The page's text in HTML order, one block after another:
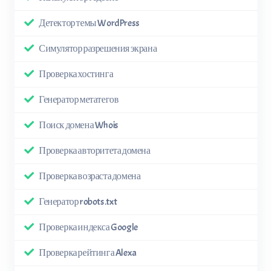
Детектор темы WordPress
Симулятор разрешения экрана
Проверка хостинга
Генератор метатегов
Поиск домена Whois
Проверка авторитета домена
Проверка возраста домена
Генератор robots.txt
Проверка индекса Google
Проверка рейтинга Alexa